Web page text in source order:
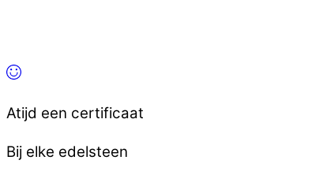
Atijd een certificaat
Bij elke edelsteen